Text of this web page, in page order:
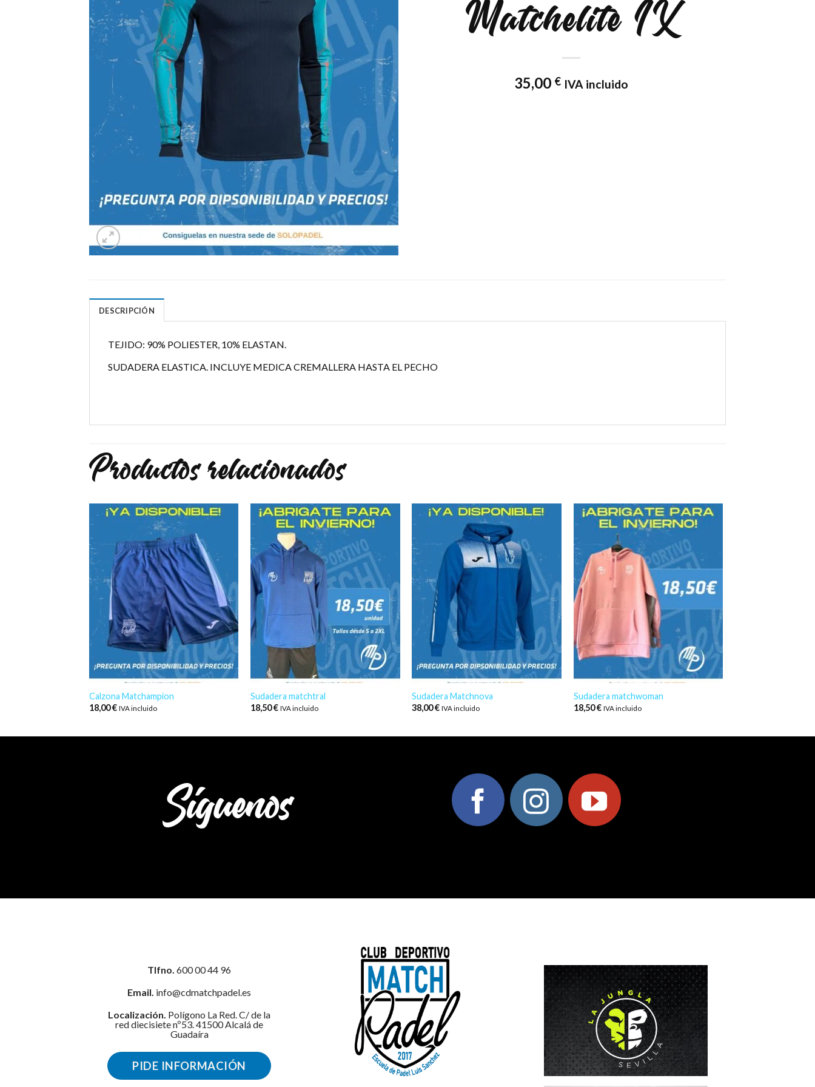
Matchelite IX
35,00 € IVA incluido
DESCRIPCIÓN
TEJIDO: 90% POLIESTER, 10% ELASTAN.
SUDADERA ELASTICA. INCLUYE MEDICA CREMALLERA HASTA EL PECHO
Productos relacionados
Calzona Matchampion
18,00€ IVA incluido
Sudadera matchtral
18,50€ IVA incluido
Sudadera Matchnova
38,00€ IVA incluido
Sudadera matchwoman
18,50€ IVA incluido
Síguenos
Tlfno. 600 00 44 96
Email. info@cdmatchpadel.es
Localización. Polígono La Red. C/ de la
red diecisiete nº53. 41500 Alcalá de
Guadaíra
PIDE INFORMACIÓN